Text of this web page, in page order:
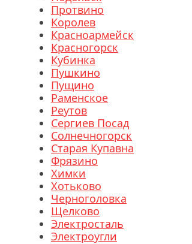
Протвино
Королев
Красноармейск
Красногорск
Кубинка
Пушкино
Пущино
Раменское
Реутов
Сергиев Посад
Солнечногорск
Старая Купавна
Фрязино
Химки
Хотьково
Черноголовка
Щелково
Электросталь
Электроугли